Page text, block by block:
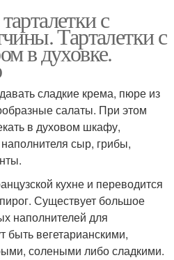
с
Тарталетки с
в духовке.
сладкие крема, пюре из
салаты. При этом
в духовом шкафу,
сыр, грибы,
кухне и переводится
Существует большое
наполнителей для
быть вегетарианскими,
солеными либо сладкими.